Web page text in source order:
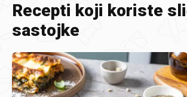
Recepti koji koriste
sastojke